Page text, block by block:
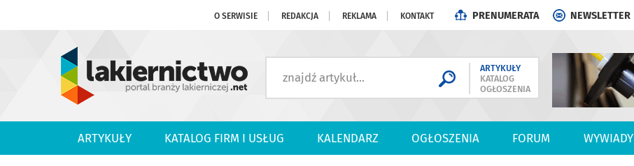
O SERWISIE REDAKCJA REKLAMA KONTAKT PRENUMERATA NEWSLETTER
ARTYKUŁY
KATALOG
OGŁOSZENIA
ARTYKUŁY KATALOG FIRM I USŁUG KALENDARZ OGŁOSZENIA FORUM WYWIADY